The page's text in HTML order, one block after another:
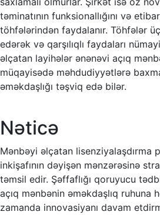
təminatının funksionallığını və
töhfələrindən faydalanır. Töhfələr
edərək və qarşılıqlı faydaları
əlçatan layihələr ənənəvi açıq
müqayisədə məhdudiyyətlərə
əməkdaşlığı təşviq edə bilər.
Nəticə
Mənbəyi əlçatan lisenziyalaşdırma
inkişafının dəyişən mənzərəsinə
təmsil edir. Şəffaflığı qoruyucu
açıq mənbənin əməkdaşlıq ruhuna
zamanda innovasiyanı davam